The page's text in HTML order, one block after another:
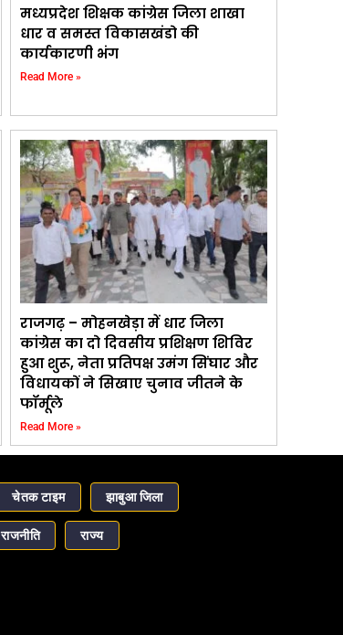
मध्यप्रदेश शिक्षक कांग्रेस जिला शाखा
धार व समस्त विकासखंडो की
कार्यकारणी भंग
Read More »
राजगढ़ – मोहनखेड़ा में धार जिला
कांग्रेस का दो दिवसीय प्रशिक्षण शिविर
हुआ शुरू, नेता प्रतिपक्ष उमंग सिंघार और
विधायकों ने सिखाए चुनाव जीतने के
फॉर्मूले
Read More »
चेतक टाइम झाबुआ जिला
राजनीति राज्य